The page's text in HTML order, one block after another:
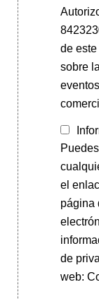
de
sobre
el
página
de
web: